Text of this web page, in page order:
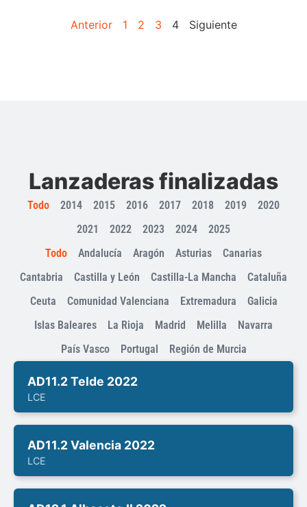
Anterior 1 2 3 4 Siguiente
Lanzaderas finalizadas
2014 2015 2016 2017 2018 2019
2020
2021
2022 2023 2024 2025
Todo
Andalucía Aragón Asturias
Canarias
Cantabria
Castilla y León Castilla-La Mancha
Cataluña
Ceuta
Comunidad Valenciana Extremadura
Galicia
Islas Baleares
La Rioja Madrid Melilla
Navarra
País Vasco
Portugal Región de Murcia
Todo
AD11.2 Telde 2022
LCE
AD11.2 Valencia 2022
LCE